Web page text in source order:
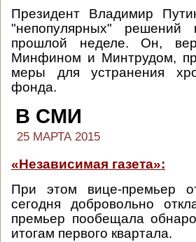
Президент Владимир
"непопулярных"
прошлой неделе. Он,
Минфином и Минтрудом,
меры для устранения
фонда.
В СМИ
25 МАРТА 2015
«Независимая газета»:
При этом вице-премьер
сегодня добровольно
премьер пообещала
итогам первого квартала.